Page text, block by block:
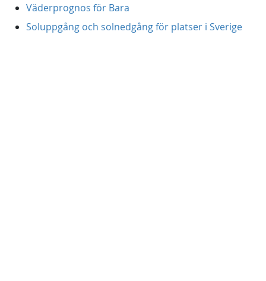
Väderprognos för Bara
Soluppgång och solnedgång för platser i Sverige